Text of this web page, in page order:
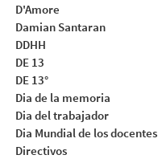
D'Amore
Damian Santaran
DDHH
DE 13
DE 13°
Dia de la memoria
Dia del trabajador
Dia Mundial de los docentes
Directivos